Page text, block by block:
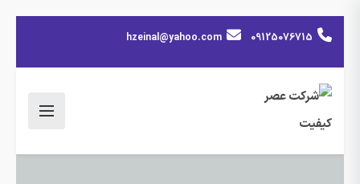
09125076715
hzeinal@yahoo.com